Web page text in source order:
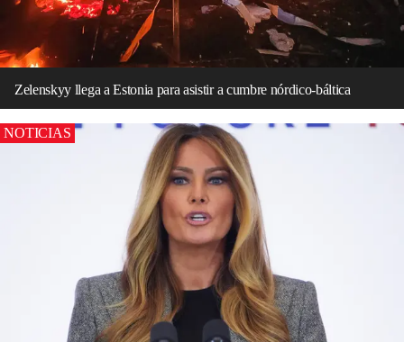
Zelenskyy llega a Estonia para asistir a cumbre nórdico-báltica
NOTICIAS